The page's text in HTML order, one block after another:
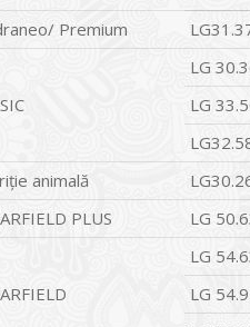
Premium
LG
LG
animală
PLUS LG
LG
LG